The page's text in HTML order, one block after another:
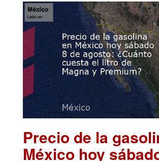
Precio de la
México hoy